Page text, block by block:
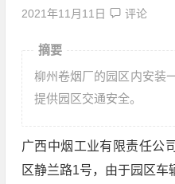
2021年11月11日 评论
摘要
柳州卷烟厂的园区内安装
提供园区交通安全。
广西中烟工业有限责任公
区静兰路1号，由于园区